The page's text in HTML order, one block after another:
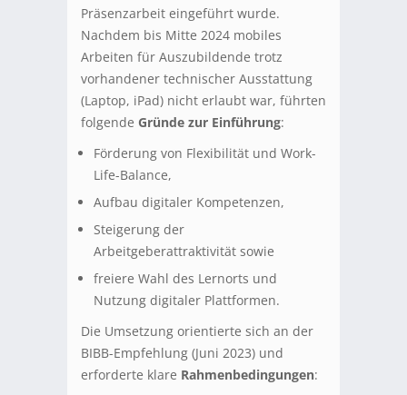
Präsenzarbeit eingeführt wurde.
Nachdem bis Mitte 2024 mobiles
Arbeiten für Auszubildende trotz
vorhandener technischer Ausstattung
(Laptop, iPad) nicht erlaubt war, führten
folgende Gründe zur Einführung:
Förderung von Flexibilität und Work-
Life-Balance,
Aufbau digitaler Kompetenzen,
Steigerung der
Arbeitgeberattraktivität sowie
freiere Wahl des Lernorts und
Nutzung digitaler Plattformen.
Die Umsetzung orientierte sich an der
BIBB-Empfehlung (Juni 2023) und
erforderte klare Rahmenbedingungen: